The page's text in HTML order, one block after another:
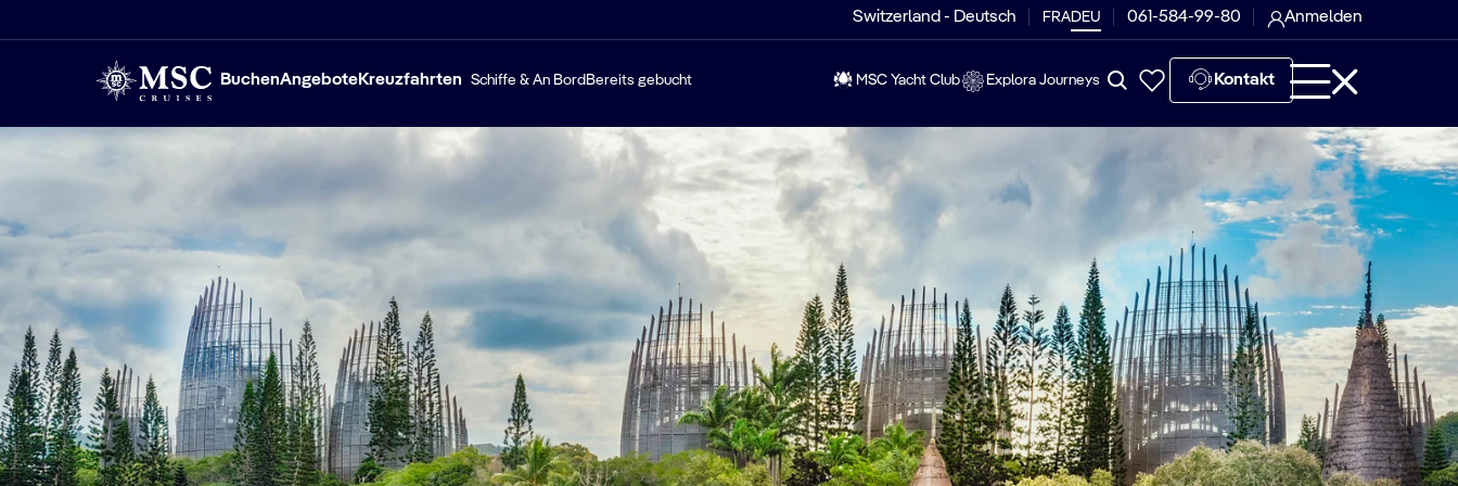
Switzerland - Deutsch FRADEU 061-584-99-80 Anmelden
BuchenAngeboteKreuzfahrten Schiffe & An Bord Bereits gebucht MSC Yacht Club Explora Journeys Kontakt